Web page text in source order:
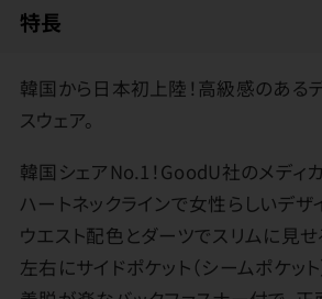
特長
韓国から日本初上陸！高級感のある
スウェア。
韓国シェアNo.1！GoodU社のメディ
ハートネックラインで女性らしいデザ
ウエスト配色とダーツでスリムに見せ
左右にサイドポケット（シームポケット